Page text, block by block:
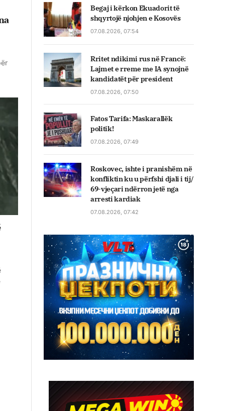
Begaj i kërkon Ekuadorit të
shqyrtojë njohjen e Kosovës
07.08.2026, 07:54
Rritet ndikimi rus në Francë:
Lajmet e rreme me IA synojnë
kandidatët për president
07.08.2026, 07:50
Fatos Tarifa: Maskarallëk
politik!
07.08.2026, 07:49
Roskovec, ishte i pranishëm në
konfliktin ku u përfshi djali i tij/
69-vjeçari ndërron jetë nga
arresti kardiak
07.08.2026, 07:42